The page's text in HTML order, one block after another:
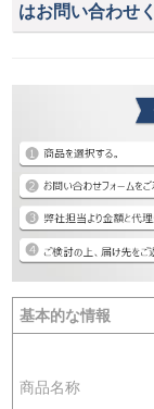
はお問い合わせ
基本的な情報
商品名称